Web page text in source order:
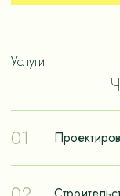
Услуги
01